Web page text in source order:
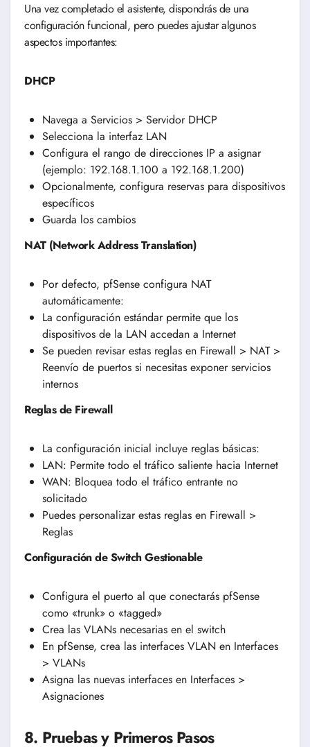
Una vez completado el asistente, dispondrás de una
configuración funcional, pero puedes ajustar algunos
aspectos importantes:
DHCP
Navega a Servicios > Servidor DHCP
Selecciona la interfaz LAN
Configura el rango de direcciones IP a asignar
(ejemplo: 192.168.1.100 a 192.168.1.200)
Opcionalmente, configura reservas para dispositivos
específicos
Guarda los cambios
NAT (Network Address Translation)
Por defecto, pfSense configura NAT
automáticamente:
La configuración estándar permite que los
dispositivos de la LAN accedan a Internet
Se pueden revisar estas reglas en Firewall > NAT >
Reenvío de puertos si necesitas exponer servicios
internos
Reglas de Firewall
La configuración inicial incluye reglas básicas:
LAN: Permite todo el tráfico saliente hacia Internet
WAN: Bloquea todo el tráfico entrante no
solicitado
Puedes personalizar estas reglas en Firewall >
Reglas
Configuración de Switch Gestionable
Configura el puerto al que conectarás pfSense
como «trunk» o «tagged»
Crea las VLANs necesarias en el switch
En pfSense, crea las interfaces VLAN en Interfaces
> VLANs
Asigna las nuevas interfaces en Interfaces >
Asignaciones
8. Pruebas y Primeros Pasos